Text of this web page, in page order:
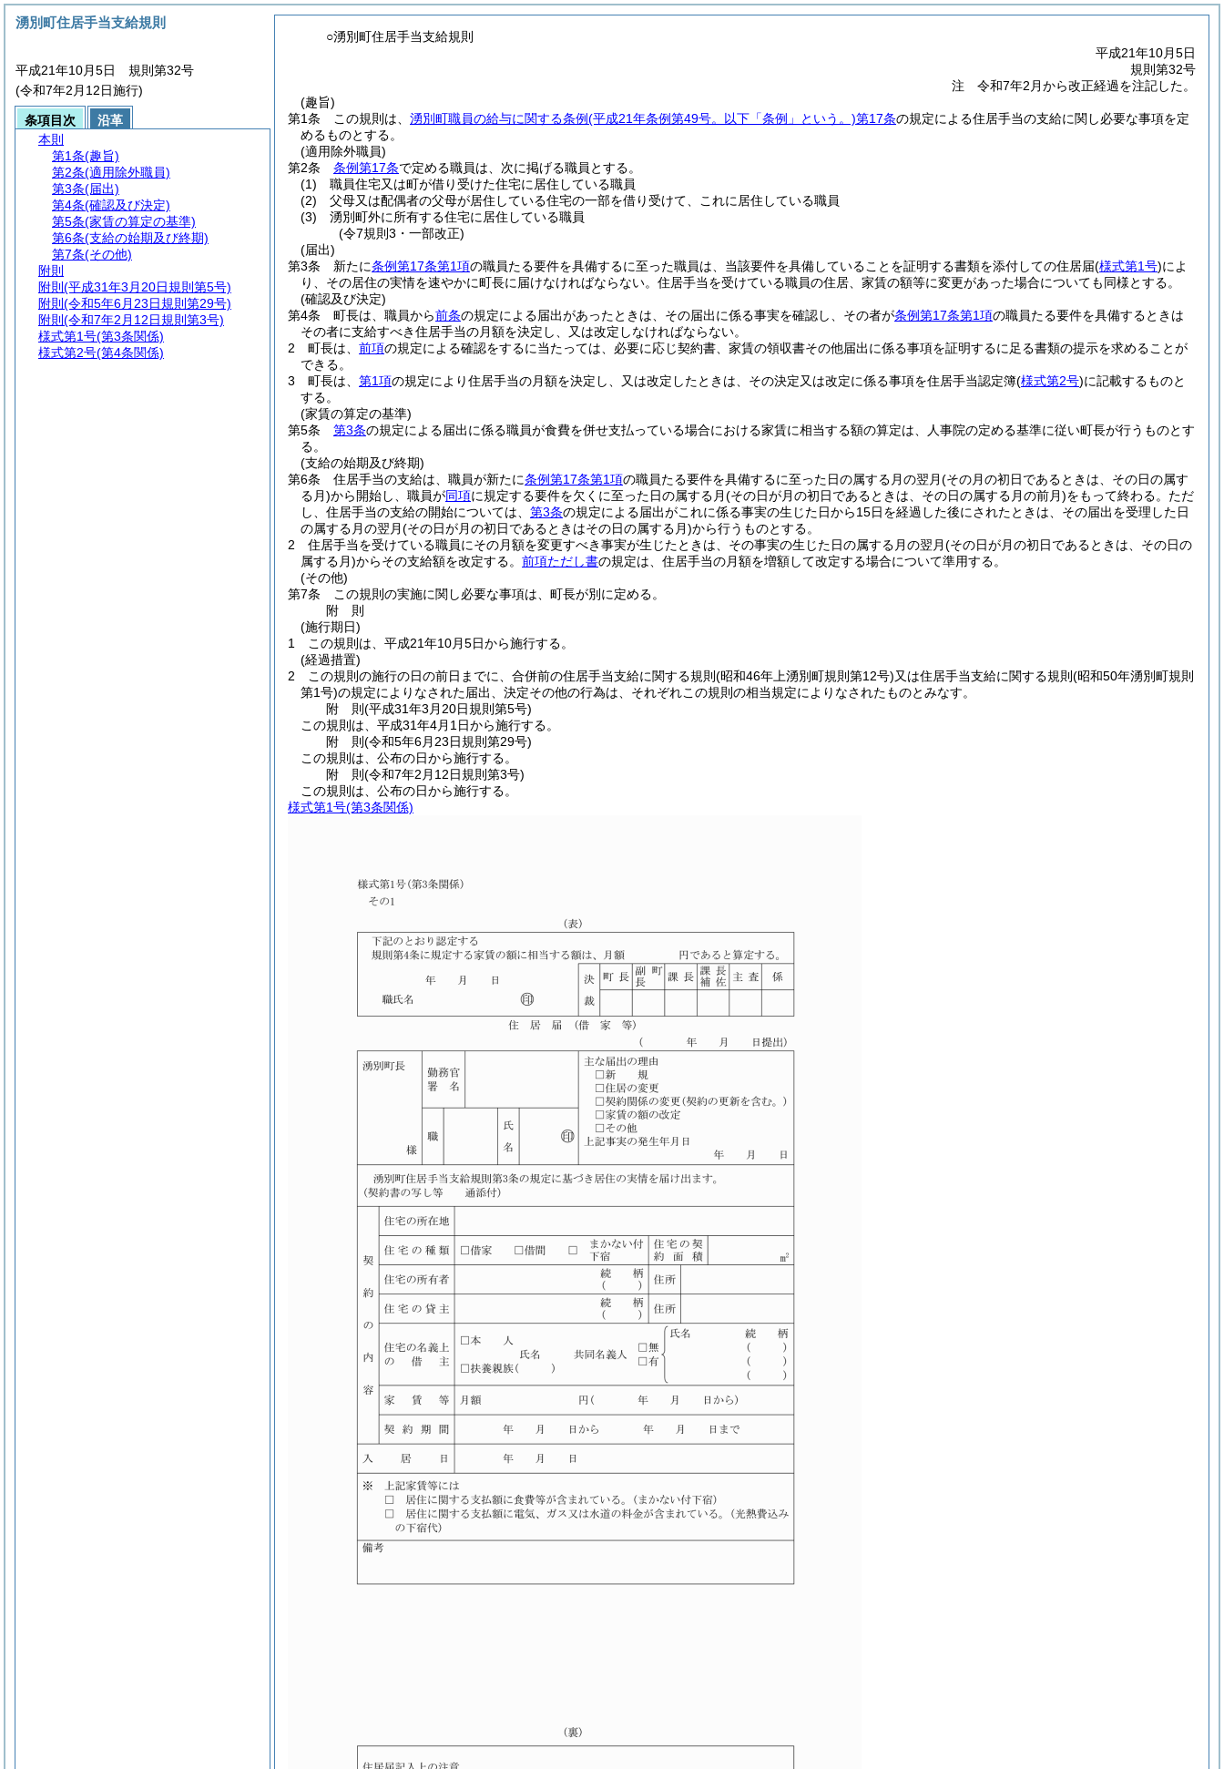
○湧別町住居手当支給規則
平成21年10月5日
規則第32号
注 令和7年2月から改正経過を注記した。
(趣旨)
第1条
この規則は、 湧別町職員の給与に関する条例(平成21年条例第49号。以下「条例」という。)第17条の規定による住居手当の支給に関し必要な事項を定
めるものとする。
(適用除外職員)
第2条
条例第17条で定める職員は、次に掲げる職員とする。
(1)
職員住宅又は町が借り受けた住宅に居住している職員
(2)
父母又は配偶者の父母が居住している住宅の一部を借り受けて、これに居住している職員
(3)
湧別町外に所有する住宅に居住している職員
(令7規則3・一部改正)
(届出)
第3条
新たに条例第17条第1項の職員たる要件を具備するに至った職員は、当該要件を具備していることを証明する書類を添付しての住居届(様式第1号)によ
り、その居住の実情を速やかに町長に届けなければならない。 住居手当を受けている職員の住居、家賃の額等に変更があった場合についても同様とする。
(確認及び決定)
第4条
町長は、職員から前条の規定による届出があったときは、その届出に係る事実を確認し、その者が条例第17条第1項の職員たる要件を具備するときは
その者に支給すべき住居手当の月額を決定し、又は改定しなければならない。
2
町長は、 前項の規定による確認をするに当たっては、必要に応じ契約書、家賃の領収書その他届出に係る事項を証明するに足る書類の提示を求めることが
できる。
3
町長は、 第1項の規定により住居手当の月額を決定し、又は改定したときは、その決定又は改定に係る事項を住居手当認定簿(様式第2号)に記載するものと
する。
(家賃の算定の基準)
第5条
第3条の規定による届出に係る職員が食費を併せ支払っている場合における家賃に相当する額の算定は、人事院の定める基準に従い町長が行うものとす
る。
(支給の始期及び終期)
第6条
住居手当の支給は、職員が新たに条例第17条第1項の職員たる要件を具備するに至った日の属する月の翌月(その月の初日であるときは、その日の属す
る月)から開始し、職員が同項に規定する要件を欠くに至った日の属する月(その日が月の初日であるときは、その日の属する月の前月)をもって終わる。 ただ
し、住居手当の支給の開始については、 第3条の規定による届出がこれに係る事実の生じた日から15日を経過した後にされたときは、その届出を受理した日
の属する月の翌月(その日が月の初日であるときはその日の属する月)から行うものとする。
2
住居手当を受けている職員にその月額を変更すべき事実が生じたときは、その事実の生じた日の属する月の翌月(その日が月の初日であるときは、その日の
属する月)からその支給額を改定する。 前項ただし書の規定は、住居手当の月額を増額して改定する場合について準用する。
(その他)
第7条
この規則の実施に関し必要な事項は、町長が別に定める。
附 則
(施行期日)
1
この規則は、平成21年10月5日から施行する。
(経過措置)
2
この規則の施行の日の前日までに、合併前の住居手当支給に関する規則 (昭和46年上湧別町規則第12号)又は住居手当支給に関する規則 (昭和50年湧別町規則
第1号)の規定によりなされた届出、決定その他の行為は、それぞれこの規則の相当規定によりなされたものとみなす。
附 則(平成31年3月20日規則第5号)
この規則は、平成31年4月1日から施行する。
附 則(令和5年6月23日規則第29号)
この規則は、公布の日から施行する。
附 則(令和7年2月12日規則第3号)
この規則は、公布の日から施行する。
様式第1号(第3条関係)
湧別町住居手当支給規則
平成21年10月5日 規則第32号
(令和7年2月12日施行)
条項目次
沿革
本則
第1条(趣旨)
第2条(適用除外職員)
第3条(届出)
第4条(確認及び決定)
第5条(家賃の算定の基準)
第6条(支給の始期及び終期)
第7条(その他)
附則
附則 (平成31年3月20日規則第5号)
附則 (令和5年6月23日規則第29号)
附則 (令和7年2月12日規則第3号)
様式第1号(第3条関係)
様式第2号(第4条関係)